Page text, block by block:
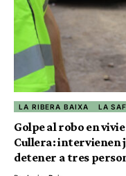
LA RIBERA BAIXA LA
Golpe al robo en
Cullera: intervienen
detener a tres